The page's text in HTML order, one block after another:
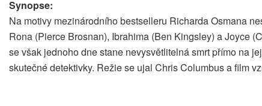
Synopse:
Na motivy mezinárodního bestselleru Richarda Osmana
Rona (Pierce Brosnan), Ibrahima (Ben Kingsley) a Joyce
se však jednoho dne stane nevysvětlitelná smrt přímo na
skutečné detektivky. Režie se ujal Chris Columbus a film